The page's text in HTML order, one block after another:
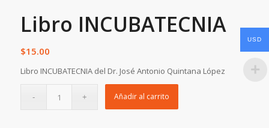
Libro INCUBATECNIA
$15.00
Libro INCUBATECNIA del Dr. José Antonio Quintana López
Añadir al carrito
USD